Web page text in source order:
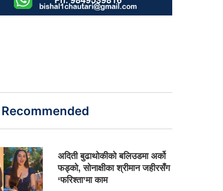
Recommended
अदिती बुढाथोकीको बलिउडमा अर्को
फड्को, सोनाक्षीका श्रीमान जहीरसँग
‘फरिश्ता’मा काम